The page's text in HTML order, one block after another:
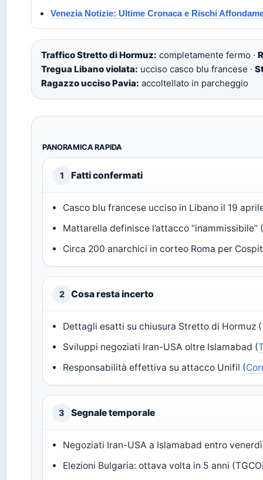
Venezia Notizie: Ultime Cronaca e Rischi
Traffico Stretto di Hormuz: completamente fermo ·
Tregua Libano violata: ucciso casco blu francese ·
Ragazzo ucciso Pavia: accoltellato in parcheggio
PANORAMICA RAPIDA
1 Fatti confermati
Casco blu francese ucciso in Libano il 19
Mattarella definisce l’attacco “inammissibile”
Circa 200 anarchici in corteo Roma per
2 Cosa resta incerto
Dettagli esatti su chiusura Stretto di Hormuz (
Sviluppi negoziati Iran-USA oltre Islamabad (
Responsabilità effettiva su attacco Unifil (
3 Segnale temporale
Negoziati Iran-USA a Islamabad entro
Elezioni Bulgaria: ottava volta in 5 anni